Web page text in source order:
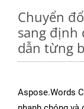
Chuyển
sang định
dẫn từng
Aspose.Words